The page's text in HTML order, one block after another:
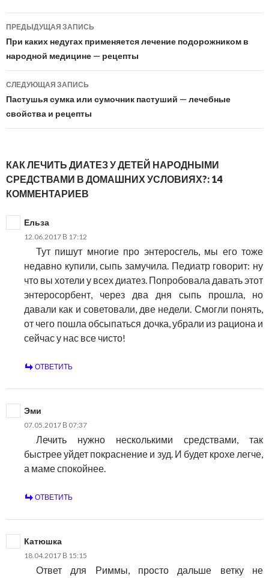
Навигация
по
записям
ПРЕДЫДУЩАЯ ЗАПИСЬ
При каких недугах применяется лечение подорожником в
народной медицине — рецепты
СЛЕДУЮЩАЯ ЗАПИСЬ
Пастушья сумка или сумочник пастуший — лечебные
свойства и рецепты
КАК ЛЕЧИТЬ ДИАТЕЗ У ДЕТЕЙ НАРОДНЫМИ
СРЕДСТВАМИ В ДОМАШНИХ УСЛОВИЯХ?: 14
КОММЕНТАРИЕВ
Ельза
12.06.2017 В 17:12
Тут пишут многие про энтеросгель, мы его тоже
недавно купили, сыпь замучила. Педиатр говорит: ну
что вы хотели у всех диатез. Попробовала давать этот
энтеросорбент, через два дня сыпь прошла, но
давали как и советовали, две недели. Смогли понять,
от чего пошла обсыпаться дочка, убрали из рациона и
сейчас у нас все чисто!
ОТВЕТИТЬ
Эми
07.05.2017 В 07:37
Лечить нужно несколькими средствами, так
быстрее уйдет покраснение и зуд. И будет крохе легче,
а маме спокойнее.
ОТВЕТИТЬ
Катюшка
18.04.2017 В 15:15
Ответ для Риммы, просто дальше ветку не